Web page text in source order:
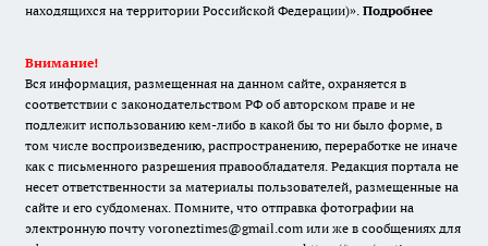
находящихся на территории Российской Федерации)». Подробнее
Внимание!
Вся информация, размещенная на данном сайте, охраняется в
соответствии с законодательством РФ об авторском праве и не
подлежит использованию кем-либо в какой бы то ни было форме, в
том числе воспроизведению, распространению, переработке не иначе
как с письменного разрешения правообладателя. Редакция портала не
несет ответственности за материалы пользователей, размещенные на
сайте и его субдоменах. Помните, что отправка фотографии на
электронную почту voroneztimes@gmail.com или же в сообщениях для